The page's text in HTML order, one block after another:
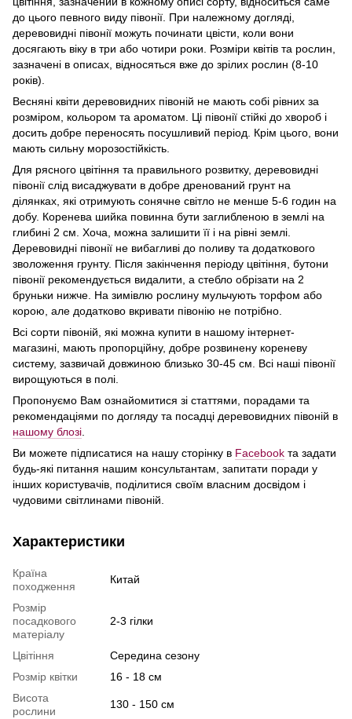
до цього певного виду півонії. При належному догляді,
деревовидні півонії можуть починати цвісти, коли вони
досягають віку в три або чотири роки. Розміри квітів та рослин,
зазначені в описах, відносяться вже до зрілих рослин (8-10
років).
Весняні квіти деревовидних півоній не мають собі рівних за
розміром, кольором та ароматом. Ці півонії стійкі до хвороб і
досить добре переносять посушливий період. Крім цього, вони
мають сильну морозостійкість.
Для рясного цвітіння та правильного розвитку, деревовидні
півонії слід висаджувати в добре дренований грунт на
ділянках, які отримують сонячне світло не менше 5-6 годин на
добу. Коренева шийка повинна бути заглибленою в землі на
глибині 2 см. Хоча, можна залишити її і на рівні землі.
Деревовидні півонії не вибагливі до поливу та додаткового
зволоження грунту. Після закінчення періоду цвітіння, бутони
півонії рекомендується видалити, а стебло обрізати на 2
бруньки нижче. На зимівлю рослину мульчують торфом або
корою, але додатково вкривати півонію не потрібно.
Всі сорти півоній, які можна купити в нашому інтернет-
магазині, мають пропорційну, добре розвинену кореневу
систему, зазвичай довжиною близько 30-45 см. Всі наші півонії
вирощуються в полi.
Пропонуємо Вам ознайомитися зі статтями, порадами та
рекомендаціями по догляду та посадці деревовидних півоній в
нашому блозі
Ви можете підписатися на нашу сторінку в Facebook та задати
будь-які питання нашим консультантам, запитати поради у
інших користувачів, поділитися своїм власним досвідом і
чудовими свiтлинами півоній.
Характеристики
Країна
походження
Китай
Розмір
посадкового
матеріалу
2-3 гiлки
Цвiтiння
Середина сезону
Розмiр квiтки
16 - 18 см
Висота
рослини
130 - 150 см